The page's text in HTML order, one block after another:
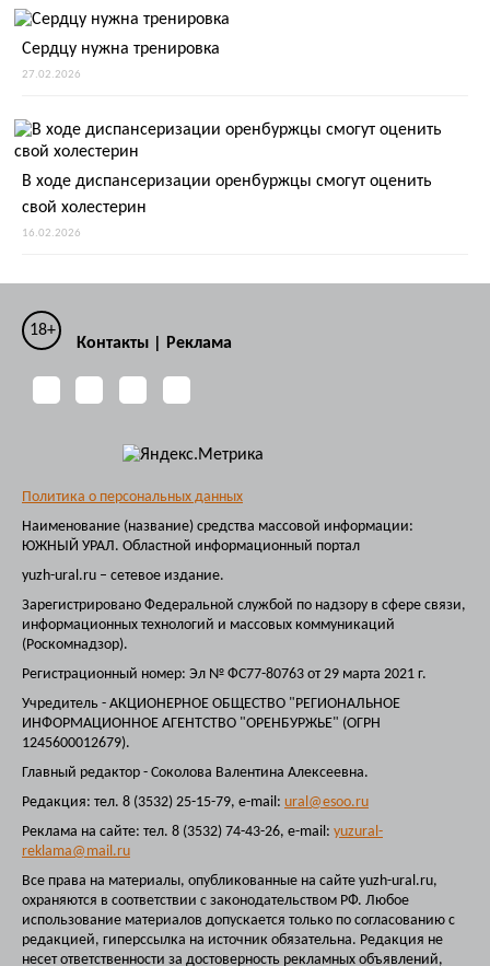
Сердцу нужна тренировка
27.02.2026
В ходе диспансеризации оренбуржцы смогут оценить
свой холестерин
16.02.2026
18+
Контакты Реклама
Политика о персональных данных
Наименование (название) средства массовой информации:
ЮЖНЫЙ УРАЛ. Областной информационный портал
yuzh-ural.ru – сетевое издание.
Зарегистрировано Федеральной службой по надзору в сфере связи,
информационных технологий и массовых коммуникаций
(Роскомнадзор).
Регистрационный номер: Эл № ФС77-80763 от 29 марта 2021 г.
Учредитель - АКЦИОНЕРНОЕ ОБЩЕСТВО "РЕГИОНАЛЬНОЕ
ИНФОРМАЦИОННОЕ АГЕНТСТВО "ОРЕНБУРЖЬЕ" (ОГРН
1245600012679).
Главный редактор - Соколова Валентина Алексеевна.
Редакция: тел. 8 (3532) 25-15-79, e-mail: ural@esoo.ru
Реклама на сайте: тел. 8 (3532) 74-43-26, e-mail: yuzural-
reklama@mail.ru
Все права на материалы, опубликованные на сайте yuzh-ural.ru,
охраняются в соответствии с законодательством РФ. Любое
использование материалов допускается только по согласованию с
редакцией, гиперссылка на источник обязательна. Редакция не
несет ответственности за достоверность рекламных объявлений,